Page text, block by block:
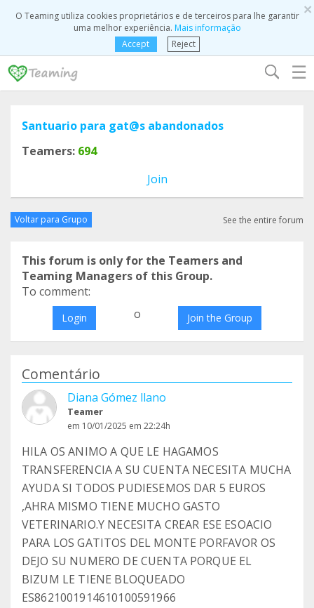
×
O Teaming utiliza cookies proprietários e de terceiros para lhe garantir
uma melhor experiência. Mais informação
Accept
Reject
☰
Santuario para gat@s abandonados
Teamers: 694
Join
Voltar para Grupo See the entire forum
This forum is only for the Teamers and
Teaming Managers of this Group.
To comment:
Login o Join the Group
Comentário
Diana Gómez llano
Teamer
em 10/01/2025 em 22:24h
HILA OS ANIMO A QUE LE HAGAMOS
TRANSFERENCIA A SU CUENTA NECESITA MUCHA
AYUDA SI TODOS PUDIESEMOS DAR 5 EUROS
,AHRA MISMO TIENE MUCHO GASTO
VETERINARIO.Y NECESITA CREAR ESE ESOACIO
PARA LOS GATITOS DEL MONTE PORFAVOR OS
DEJO SU NUMERO DE CUENTA PORQUE EL
BIZUM LE TIENE BLOQUEADO
ES8621001914610100591966